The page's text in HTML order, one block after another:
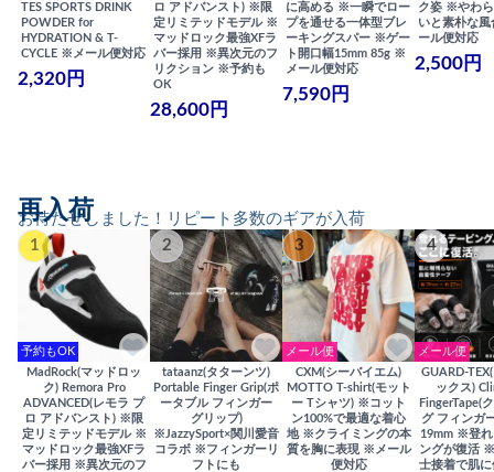
TES SPORTS DRINK
POWDER for
HYDRATION & T-
CYCLE ※メール便対応
2,320円
ロ アドバンスト) ※限
定リミテッドモデル ※
マッドロック最強XFラ
バー採用 ※異次元のフ
リクション ※予約も
OK
28,600円
に高める ※一瞬でロー
プを通せる一体型ブレ
ーキングスパー ※ゲー
ト開口幅15mm 85g ※
メール便対応
7,590円
ク姿 ※やわ
いと素朴な
ール便対応
2,500円
お待たせしました！リピート多数のギアが入荷
再入荷
1
予約もOK
MadRock(マッドロッ
ク) Remora Pro
ADVANCED(レモラ プ
ロ アドバンスト) ※限
定リミテッドモデル ※
マッドロック最強XFラ
バー採用 ※異次元のフ
2
tataanz(タターンツ)
Portable Finger Grip(ポ
ータブル フィンガー
グリップ)
※JazzySport×関川愛音
コラボ ※フィンガーリ
フトにも
3
メール便
CXM(シーバイエム)
MOTTO T-shirt(モット
ー Tシャツ) ※コット
ン100%で最適な着心
地 ※クライミングの本
質を胸に表現 ※メール
便対応
4
メール便
GUARD-
ックス)
FingerTape(
グ フィンガ
19mm ※登れ
ングが復活
士接着で肌